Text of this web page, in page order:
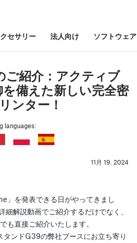
セサリー 法人向け ソフトウェア
紹介：アクティブ
備えた新しい完全密
ンター！
languages:
11月 19. 2024
」を発表できる日がやってきまし
解説動画でご紹介するだけでなく、
も直接ご紹介いたします。
ンドG39の弊社ブースにお立ち寄り